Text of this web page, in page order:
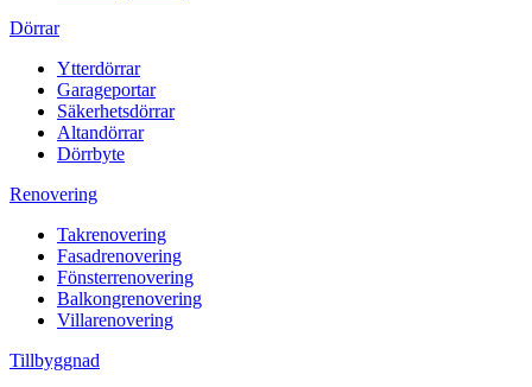
Dörrar
Ytterdörrar
Garageportar
Säkerhetsdörrar
Altandörrar
Dörrbyte
Renovering
Takrenovering
Fasadrenovering
Fönsterrenovering
Balkongrenovering
Villarenovering
Tillbyggnad